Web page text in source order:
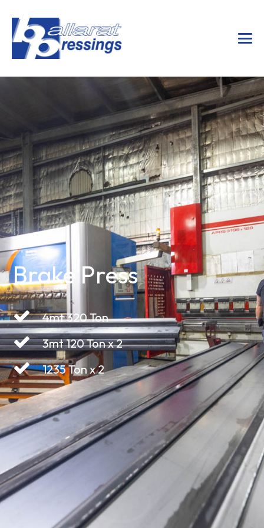
Brake Press
4mt 320 Ton
3mt 120 Ton x 2
1235 Ton x 2